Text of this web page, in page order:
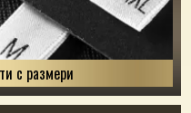
с размери